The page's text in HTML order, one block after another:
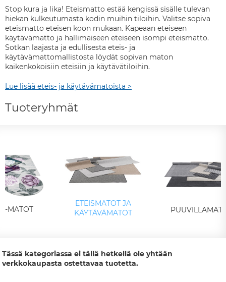
Stop kura ja lika! Eteismatto estää kengissä sisälle tulevan
hiekan kulkeutumasta kodin muihin tiloihin. Valitse sopiva
eteismatto eteisen koon mukaan. Kapeaan eteiseen
käytävämatto ja hallimaiseen eteiseen isompi eteismatto.
Sotkan laajasta ja edullisesta eteis- ja
käytävämattomallistosta löydät sopivan maton
kaikenkokoisiin eteisiin ja käytävätiloihin.
Lue lisää eteis- ja käytävämatoista >
Tuoteryhmät
MATOT
ETEISMATOT JA
KÄYTÄVÄMATOT
Tässä kategoriassa ei tällä hetkellä ole yhtään
verkkokaupasta ostettavaa tuotetta.